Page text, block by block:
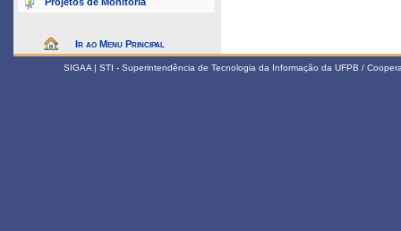
Ir ao Menu Principal
SIGAA | STI - Superintendência de Tecnologia da Informação da UFPB /